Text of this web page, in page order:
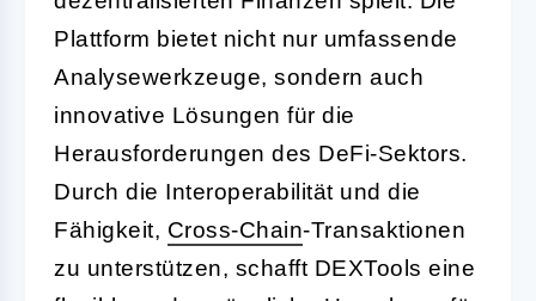
Plattform bietet nicht nur umfassende
Analysewerkzeuge, sondern auch
innovative Lösungen für die
Herausforderungen des DeFi-Sektors.
Durch die Interoperabilität und die
Fähigkeit, Cross-Chain-Transaktionen
zu unterstützen, schafft DEXTools eine